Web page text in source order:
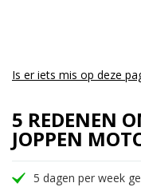
Is er iets mis op deze
5 REDENEN
JOPPEN
5 dagen per week